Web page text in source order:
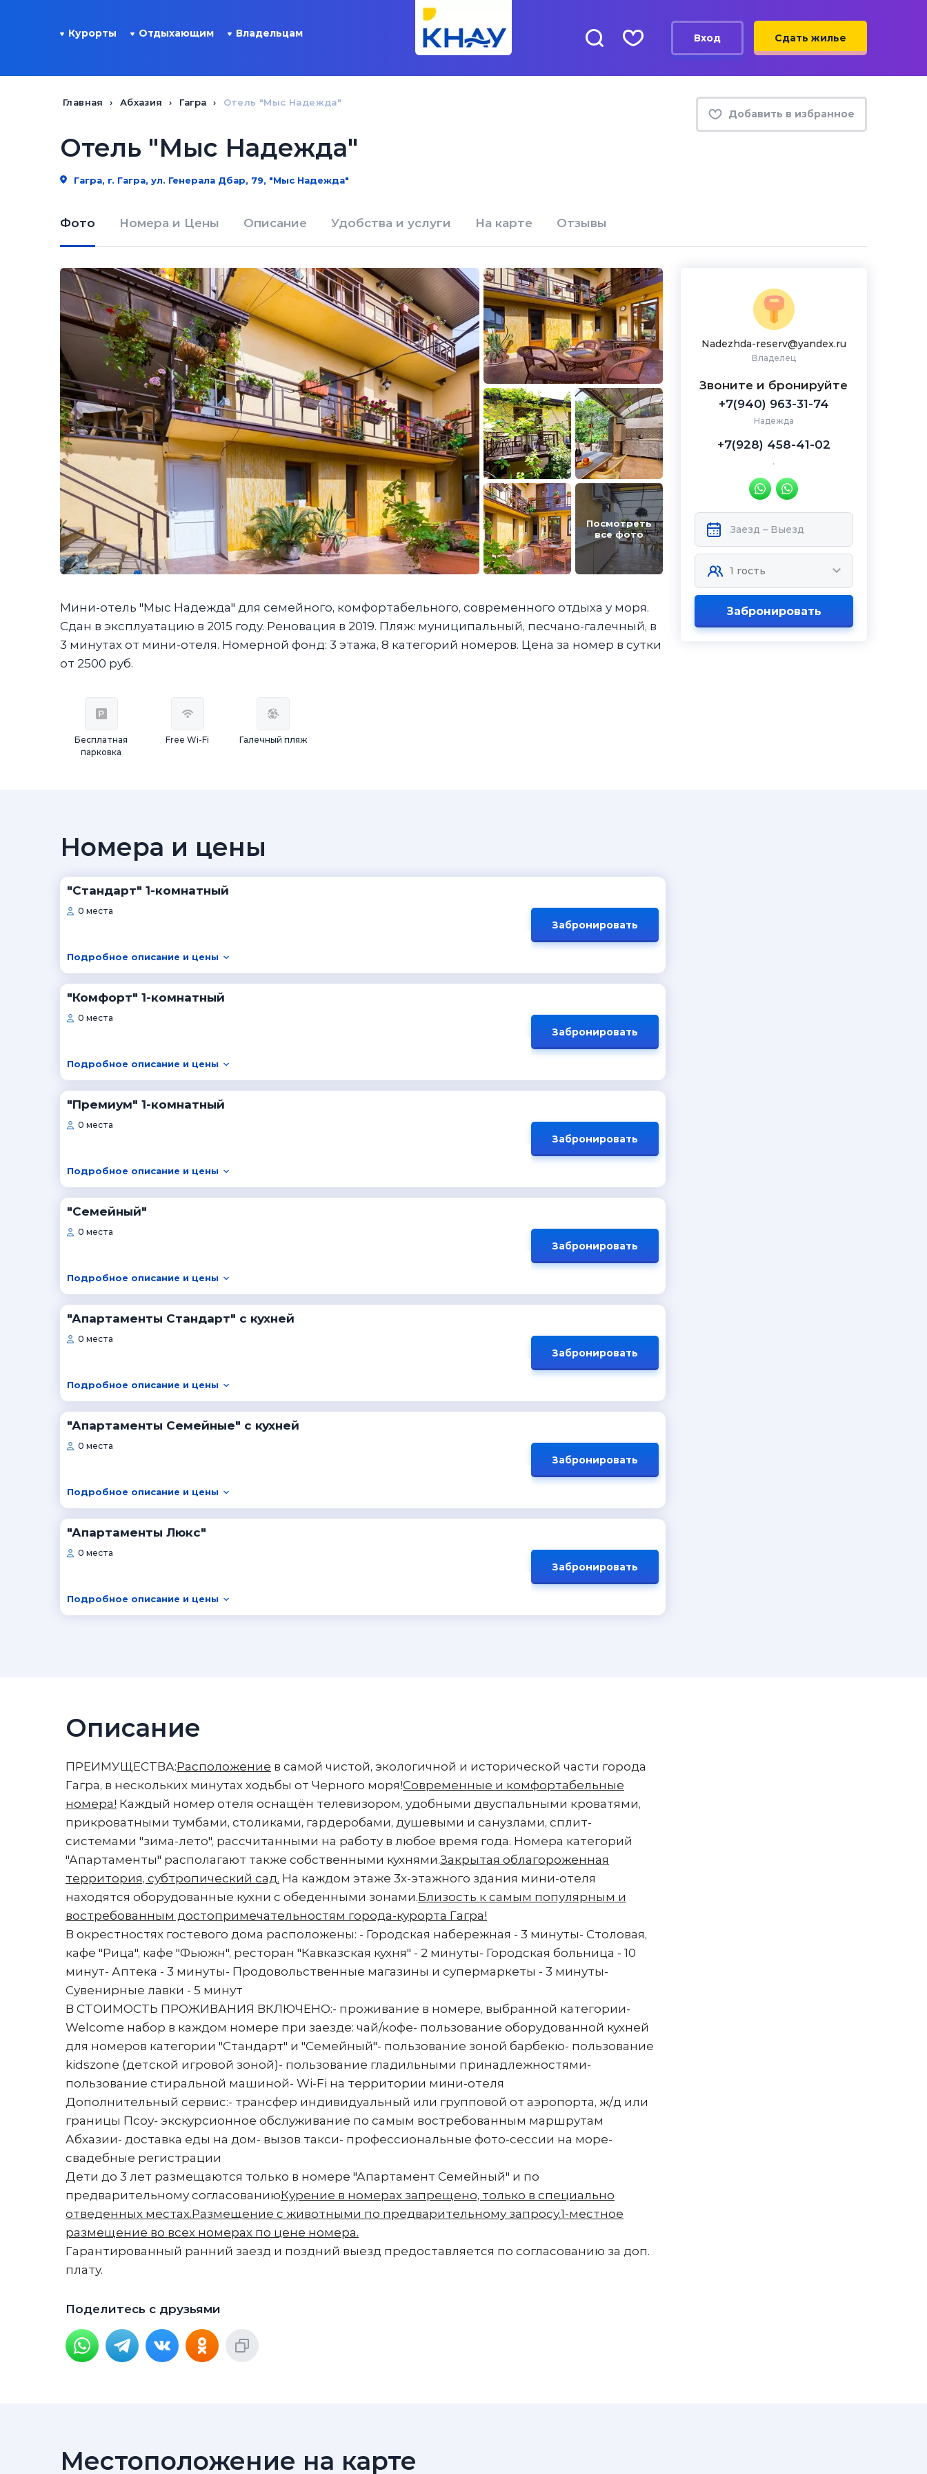
Курорты Отдыхающим Владельцам Вход Сдать жилье
Главная Абхазия Гагра Отель "Мыс Надежда"
Добавить в избранное
Отель "Мыс Надежда"
Гагра, г. Гагра, ул. Генерала Дбар, 79, "Мыс Надежда"
Фото Номера и Цены Описание Удобства и услуги На карте Отзывы
Посмотреть
все фото
Nadezhda-reserv@yandex.ru
Владелец
Звоните и бронируйте
+7(940) 963-31-74
Надежда
+7(928) 458-41-02
.
Забронировать
Мини-отель "Мыс Надежда" для семейного, комфортабельного, современного отдыха у моря.
Сдан в эксплуатацию в 2015 году. Реновация в 2019. Пляж: муниципальный, песчано-галечный, в
3 минутах от мини-отеля. Номерной фонд: 3 этажа, 8 категорий номеров. Цена за номер в сутки
от 2500 руб.
Бесплатная
парковка
Free Wi-Fi Галечный пляж
Номера и цены
"Стандарт" 1-комнатный
0 места
Подробное описание и цены
Забронировать
"Комфорт" 1-комнатный
0 места
Подробное описание и цены
Забронировать
"Премиум" 1-комнатный
0 места
Подробное описание и цены
Забронировать
"Семейный"
0 места
Подробное описание и цены
Забронировать
"Апартаменты Стандарт" с кухней
0 места
Подробное описание и цены
Забронировать
"Апартаменты Семейные" с кухней
0 места
Подробное описание и цены
Забронировать
"Апартаменты Люкс"
0 места
Подробное описание и цены
Забронировать
Описание
ПРЕИМУЩЕСТВА:Расположение в самой чистой, экологичной и исторической части города
Гагра, в нескольких минутах ходьбы от Черного моря!Современные и комфортабельные
номера! Каждый номер отеля оснащён телевизором, удобными двуспальными кроватями,
прикроватными тумбами, столиками, гардеробами, душевыми и санузлами, сплит-
системами "зима-лето", рассчитанными на работу в любое время года. Номера категорий
"Апартаменты" располагают также собственными кухнями.Закрытая облагороженная
территория, субтропический сад. На каждом этаже 3х-этажного здания мини-отеля
находятся оборудованные кухни с обеденными зонами.Близость к самым популярным и
востребованным достопримечательностям города-курорта Гагра!
В окрестностях гостевого дома расположены: - Городская набережная - 3 минуты- Столовая,
кафе "Рица", кафе "Фьюжн", ресторан "Кавказская кухня" - 2 минуты- Городская больница - 10
минут- Аптека - 3 минуты- Продовольственные магазины и супермаркеты - 3 минуты-
Сувенирные лавки - 5 минут
В СТОИМОСТЬ ПРОЖИВАНИЯ ВКЛЮЧЕНО:- проживание в номере, выбранной категории-
Welcome набор в каждом номере при заезде: чай/кофе- пользование оборудованной кухней
для номеров категории "Стандарт" и "Семейный"- пользование зоной барбекю- пользование
kidszone (детской игровой зоной)- пользование гладильными принадлежностями-
пользование стиральной машиной- Wi-Fi на территории мини-отеля
Дополнительный сервис:- трансфер индивидуальный или групповой от аэропорта, ж/д или
границы Псоу- экскурсионное обслуживание по самым востребованным маршрутам
Абхазии- доставка еды на дом- вызов такси- профессиональные фото-сессии на море-
свадебные регистрации
Дети до 3 лет размещаются только в номере "Апартамент Семейный" и по
предварительному согласованиюКурение в номерах запрещено, только в специально
отведенных местах.Размещение с животными по предварительному запросу.1-местное
размещение во всех номерах по цене номера.
Гарантированный ранний заезд и поздний выезд предоставляется по согласованию за доп.
плату.
Поделитесь с друзьями
Местоположение на карте